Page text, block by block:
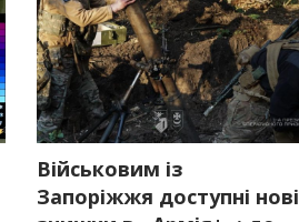
Військовим із
Запоріжжя доступні нові